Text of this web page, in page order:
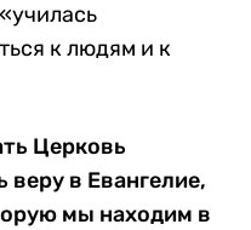
к людям и к
Церковь
веру в Евангелие,
мы находим в